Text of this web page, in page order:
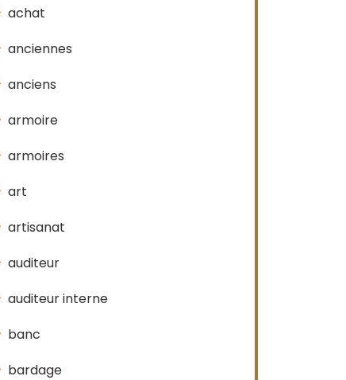
achat
anciennes
anciens
armoire
armoires
art
artisanat
auditeur
auditeur interne
banc
bardage